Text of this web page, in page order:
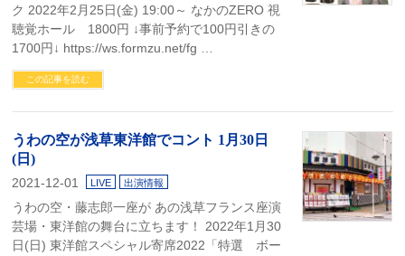
ク 2022年2月25日(金) 19:00～ なかのZERO 視
聴覚ホール 1800円 ↓事前予約で100円引きの
1700円↓ https://ws.formzu.net/fg …
この記事を読む
うわの空が浅草東洋館でコント 1月30日
(日)
2021-12-01 LIVE 出演情報
うわの空・藤志郎一座が あの浅草フランス座演
芸場・東洋館の舞台に立ちます！ 2022年1月30
日(日) 東洋館スペシャル寄席2022「特選 ボー